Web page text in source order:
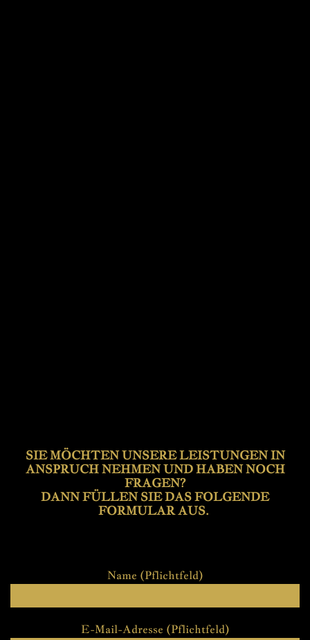
SIE MÖCHTEN UNSERE LEISTUNGEN IN
ANSPRUCH NEHMEN UND HABEN NOCH
FRAGEN?
DANN FÜLLEN SIE DAS FOLGENDE
FORMULAR AUS.
Name (Pflichtfeld)
E-Mail-Adresse (Pflichtfeld)